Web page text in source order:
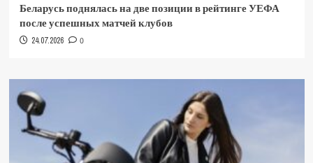
Беларусь поднялась на две позиции в рейтинге УЕФА
после успешных матчей клубов
24.07.2026 0